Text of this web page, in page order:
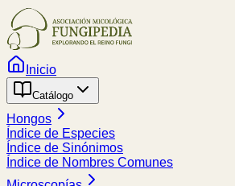
Inicio
Catálogo
Hongos
Índice de Especies
Índice de Sinónimos
Índice de Nombres Comunes